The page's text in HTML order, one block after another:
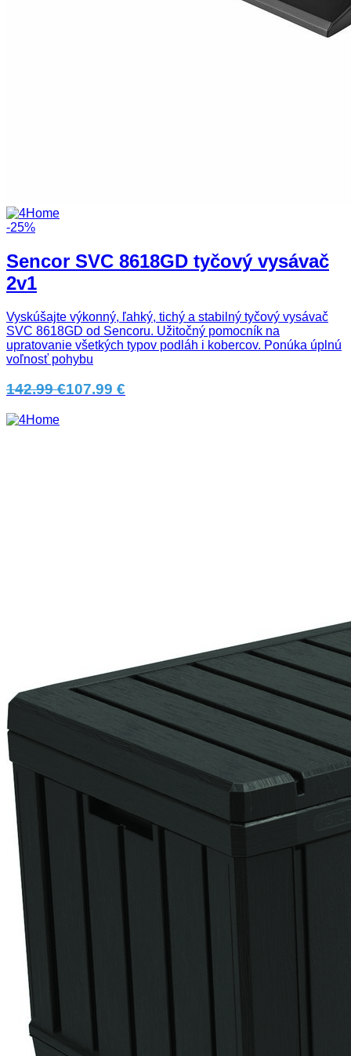
-25%
Sencor SVC 8618GD tyčový vysávač
2v1
Vyskúšajte výkonný, ľahký, tichý a stabilný tyčový vysávač
SVC 8618GD od Sencoru. Užitočný pomocník na
upratovanie všetkých typov podláh i kobercov. Ponúka úplnú
voľnosť pohybu
142.99 €107.99 €